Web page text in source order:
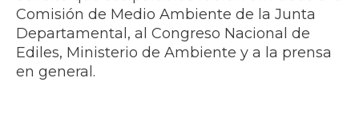
Comisión de Medio Ambiente de la Junta
Departamental, al Congreso Nacional de
Ediles, Ministerio de Ambiente y a la prensa
en general.